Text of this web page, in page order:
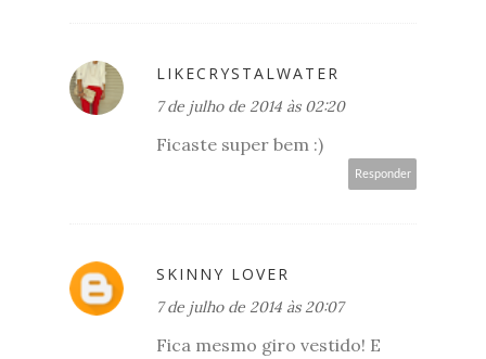
LIKECRYSTALWATER
7 de julho de 2014 às 02:20
Ficaste super bem :)
Responder
SKINNY LOVER
7 de julho de 2014 às 20:07
Fica mesmo giro vestido! E